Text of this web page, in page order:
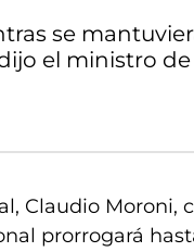
se
el ministro de
Claudio Moroni,
prorrogará